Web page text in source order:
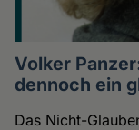
Volker
dennoch ein
Das Nicht-